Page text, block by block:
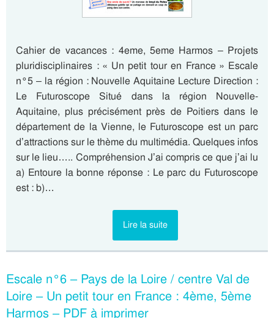
Cahier de vacances : 4eme, 5eme Harmos – Projets
pluridisciplinaires : « Un petit tour en France » Escale
n°5 – la région : Nouvelle Aquitaine Lecture Direction :
Le Futuroscope Situé dans la région Nouvelle-
Aquitaine, plus précisément près de Poitiers dans le
département de la Vienne, le Futuroscope est un parc
d’attractions sur le thème du multimédia. Quelques infos
sur le lieu….. Compréhension J’ai compris ce que j’ai lu
a) Entoure la bonne réponse : Le parc du Futuroscope
est : b)…
Lire la suite
Escale n°6 – Pays de la Loire / centre Val de
Loire – Un petit tour en France : 4ème, 5ème
Harmos – PDF à imprimer